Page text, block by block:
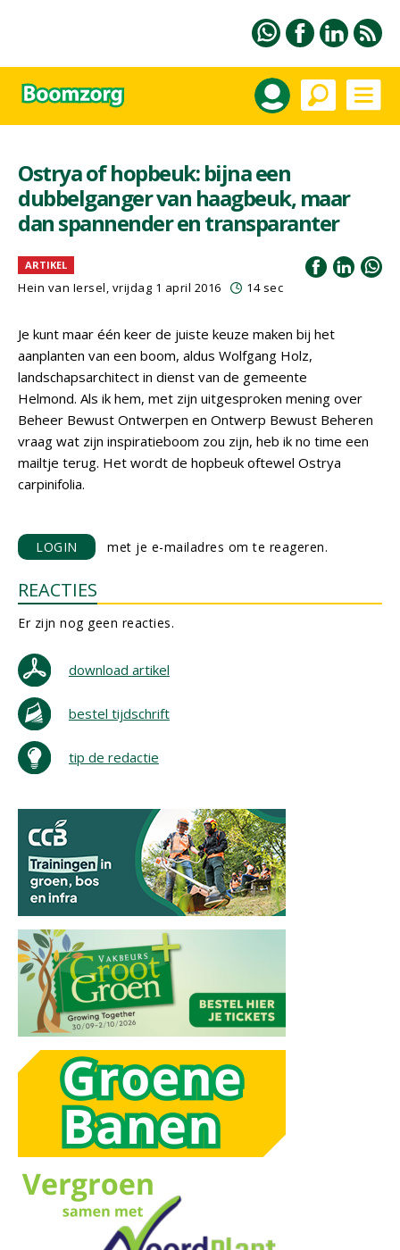
Ostrya of hopbeuk: bijna een
dubbelganger van haagbeuk, maar
dan spannender en transparanter
ARTIKEL
Hein van Iersel, vrijdag 1 april 2016 14 sec
Je kunt maar één keer de juiste keuze maken bij het
aanplanten van een boom, aldus Wolfgang Holz,
landschapsarchitect in dienst van de gemeente
Helmond. Als ik hem, met zijn uitgesproken mening over
Beheer Bewust Ontwerpen en Ontwerp Bewust Beheren
vraag wat zijn inspiratieboom zou zijn, heb ik no time een
mailtje terug. Het wordt de hopbeuk oftewel Ostrya
carpinifolia.
LOGIN met je e-mailadres om te reageren.
REACTIES
Er zijn nog geen reacties.
download artikel
bestel tijdschrift
tip de redactie